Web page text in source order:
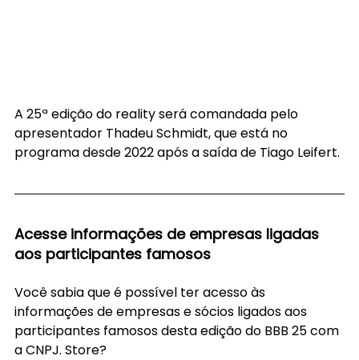
A 25ª edição do reality será comandada pelo
apresentador Thadeu Schmidt, que está no
programa desde 2022 após a saída de Tiago Leifert.
Acesse informações de empresas ligadas
aos participantes famosos
Você sabia que é possível ter acesso às
informações de empresas e sócios ligados aos
participantes famosos desta edição do BBB 25 com
a CNPJ. Store?